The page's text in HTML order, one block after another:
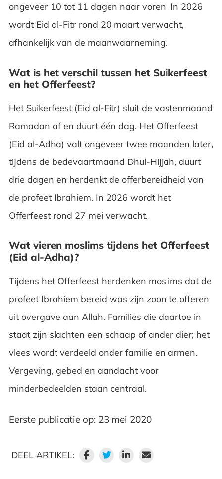
ongeveer 10 tot 11 dagen naar voren. In 2026
wordt Eid al-Fitr rond 20 maart verwacht,
afhankelijk van de maanwaarneming.
Wat is het verschil tussen het Suikerfeest
en het Offerfeest?
Het Suikerfeest (Eid al-Fitr) sluit de vastenmaand
Ramadan af en duurt één dag. Het Offerfeest
(Eid al-Adha) valt ongeveer twee maanden later,
tijdens de bedevaartmaand Dhul-Hijjah, duurt
drie dagen en herdenkt de offerbereidheid van
de profeet Ibrahiem. In 2026 wordt het
Offerfeest rond 27 mei verwacht.
Wat vieren moslims tijdens het Offerfeest
(Eid al-Adha)?
Tijdens het Offerfeest herdenken moslims dat de
profeet Ibrahiem bereid was zijn zoon te offeren
uit overgave aan Allah. Families die daartoe in
staat zijn slachten een schaap of ander dier; het
vlees wordt verdeeld onder familie en armen.
Vergeving, gebed en aandacht voor
minderbedeelden staan centraal.
Eerste publicatie op: 23 mei 2020
DEEL ARTIKEL: